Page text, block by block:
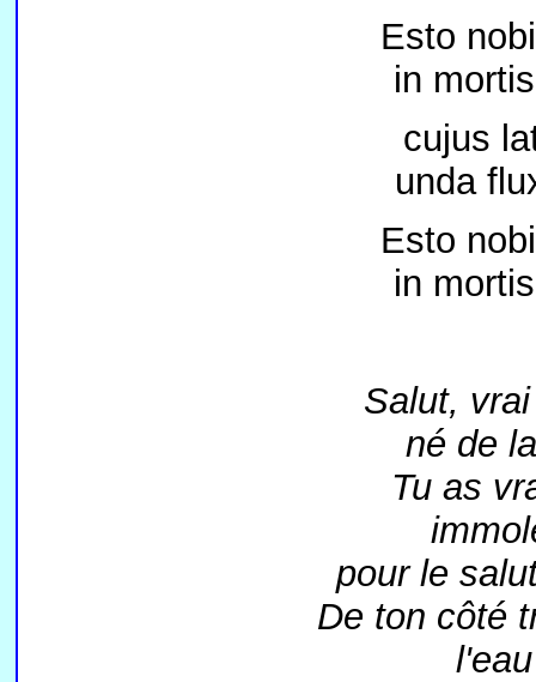
Esto
in
cujus
unda
Esto
in
Salut,
né de
Tu as
pour le
De ton côté